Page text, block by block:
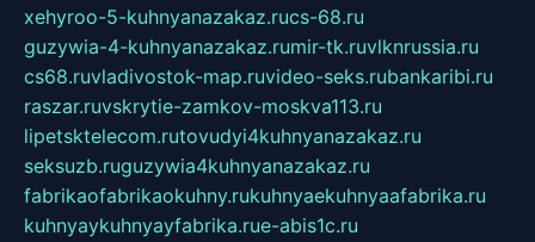
xehyroo-5-kuhnyanazakaz.rucs-68.ru
guzywia-4-kuhnyanazakaz.rumir-tk.ruvlknrussia.ru
cs68.ruvladivostok-map.ruvideo-seks.rubankaribi.ru
raszar.ruvskrytie-zamkov-moskva113.ru
lipetsktelecom.rutovudyi4kuhnyanazakaz.ru
seksuzb.ruguzywia4kuhnyanazakaz.ru
fabrikaofabrikaokuhny.rukuhnyaekuhnyaafabrika.ru
kuhnyaykuhnyayfabrika.rue-abis1c.ru